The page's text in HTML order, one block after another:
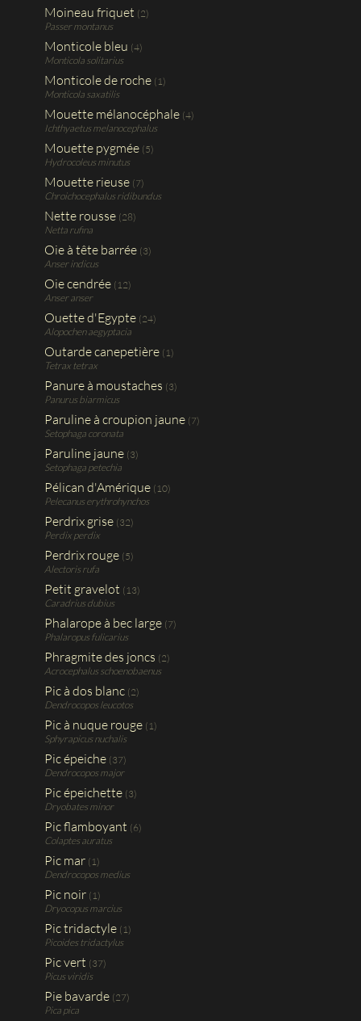
Moineau friquet (2)
Passer montanus
Monticole bleu (4)
Monticola solitarius
Monticole de roche (1)
Monticola saxatilis
Mouette mélanocéphale (4)
Ichthyaetus melanocephalus
Mouette pygmée (5)
Hydrocoleus minutus
Mouette rieuse (7)
Chroichocephalus ridibundus
Nette rousse (28)
Netta rufina
Oie à tête barrée (3)
Anser indicus
Oie cendrée (12)
Anser anser
Ouette d'Egypte (24)
Alopochen aegyptacia
Outarde canepetière (1)
Tetrax tetrax
Panure à moustaches (3)
Panurus biarmicus
Paruline à croupion jaune (7)
Setophaga coronata
Paruline jaune (3)
Setophaga petechia
Pélican d'Amérique (10)
Pelecanus erythrohynchos
Perdrix grise (32)
Perdix perdix
Perdrix rouge (5)
Alectoris rufa
Petit gravelot (13)
Caradrius dubius
Phalarope à bec large (7)
Phalaropus fulicarius
Phragmite des joncs (2)
Acrocephalus schoenobaenus
Pic à dos blanc (2)
Dendrocopos leucotos
Pic à nuque rouge (1)
Sphyrapicus nuchalis
Pic épeiche (37)
Dendrocopos major
Pic épeichette (3)
Dryobates minor
Pic flamboyant (6)
Colaptes auratus
Pic mar (1)
Dendrocopos medius
Pic noir (1)
Dryocopus marcius
Pic tridactyle (1)
Picoides tridactylus
Pic vert (37)
Picus viridis
Pie bavarde (27)
Pica pica